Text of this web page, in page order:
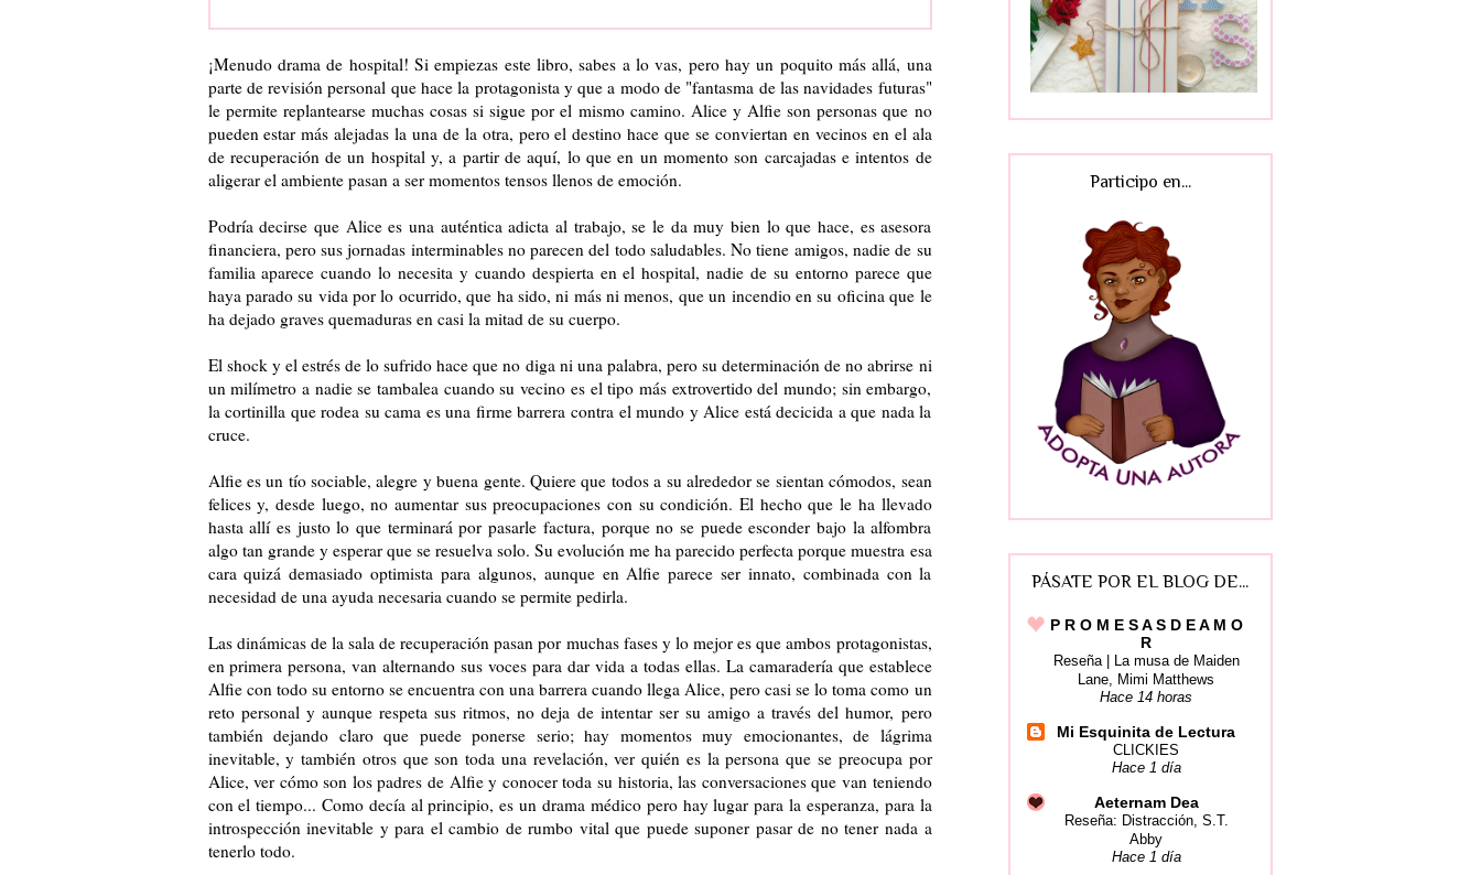
¡Menudo drama de hospital! Si empiezas este libro, sabes a lo vas, pero hay un poquito más allá, una
parte de revisión personal que hace la protagonista y que a modo de "fantasma de las navidades futuras"
le permite replantearse muchas cosas si sigue por el mismo camino. Alice y Alfie son personas que no
pueden estar más alejadas la una de la otra, pero el destino hace que se conviertan en vecinos en el ala
de recuperación de un hospital y, a partir de aquí, lo que en un momento son carcajadas e intentos de
aligerar el ambiente pasan a ser momentos tensos llenos de emoción.
Podría decirse que Alice es una auténtica adicta al trabajo, se le da muy bien lo que hace, es asesora
financiera, pero sus jornadas interminables no parecen del todo saludables. No tiene amigos, nadie de su
familia aparece cuando lo necesita y cuando despierta en el hospital, nadie de su entorno parece que
haya parado su vida por lo ocurrido, que ha sido, ni más ni menos, que un incendio en su oficina que le
ha dejado graves quemaduras en casi la mitad de su cuerpo.
El shock y el estrés de lo sufrido hace que no diga ni una palabra, pero su determinación de no abrirse ni
un milímetro a nadie se tambalea cuando su vecino es el tipo más extrovertido del mundo; sin embargo,
la cortinilla que rodea su cama es una firme barrera contra el mundo y Alice está decicida a que nada la
cruce.
Alfie es un tío sociable, alegre y buena gente. Quiere que todos a su alrededor se sientan cómodos, sean
felices y, desde luego, no aumentar sus preocupaciones con su condición. El hecho que le ha llevado
hasta allí es justo lo que terminará por pasarle factura, porque no se puede esconder bajo la alfombra
algo tan grande y esperar que se resuelva solo. Su evolución me ha parecido perfecta porque muestra esa
cara quizá demasiado optimista para algunos, aunque en Alfie parece ser innato, combinada con la
necesidad de una ayuda necesaria cuando se permite pedirla.
Las dinámicas de la sala de recuperación pasan por muchas fases y lo mejor es que ambos protagonistas,
en primera persona, van alternando sus voces para dar vida a todas ellas. La camaradería que establece
Alfie con todo su entorno se encuentra con una barrera cuando llega Alice, pero casi se lo toma como un
reto personal y aunque respeta sus ritmos, no deja de intentar ser su amigo a través del humor, pero
también dejando claro que puede ponerse serio; hay momentos muy emocionantes, de lágrima
inevitable, y también otros que son toda una revelación, ver quién es la persona que se preocupa por
Alice, ver cómo son los padres de Alfie y conocer toda su historia, las conversaciones que van teniendo
con el tiempo... Como decía al principio, es un drama médico pero hay lugar para la esperanza, para la
introspección inevitable y para el cambio de rumbo vital que puede suponer pasar de no tener nada a
tenerlo todo.
Participo en...
PÁSATE POR EL BLOG DE...
P R O M E S A S D E A M O
R
Reseña | La musa de Maiden
Lane, Mimi Matthews
Hace 14 horas
Mi Esquinita de Lectura
CLICKIES
Hace 1 día
Aeternam Dea
Reseña: Distracción, S.T.
Abby
Hace 1 día